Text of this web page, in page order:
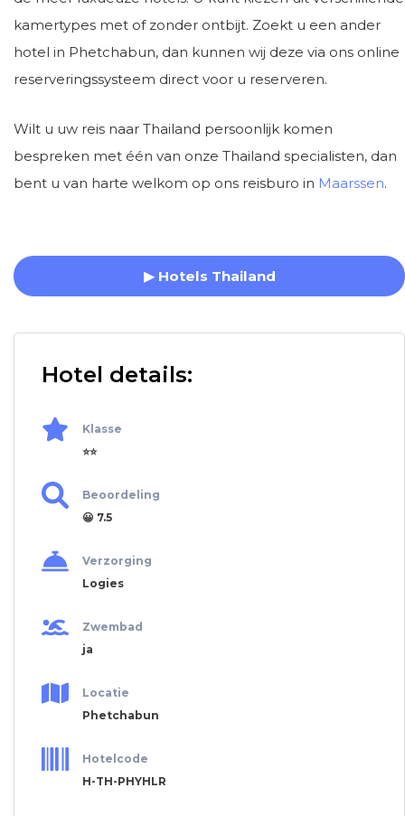
kamertypes met of zonder ontbijt. Zoekt u een ander
hotel in Phetchabun, dan kunnen wij deze via ons online
reserveringssysteem direct voor u reserveren.
Wilt u uw reis naar Thailand persoonlijk komen
bespreken met één van onze Thailand specialisten, dan
bent u van harte welkom op ons reisburo in Maarssen.
▶ Hotels Thailand
Hotel details:
Klasse
⭐⭐
Beoordeling
😀 7.5
Verzorging
Logies
Zwembad
ja
Locatie
Phetchabun
Hotelcode
H-TH-PHYHLR